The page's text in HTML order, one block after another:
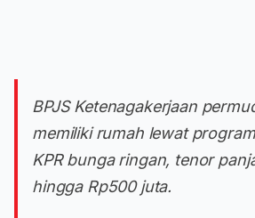
BPJS Ketenagakerjaan
memiliki rumah lewat
KPR bunga ringan, tenor
hingga Rp500 juta.